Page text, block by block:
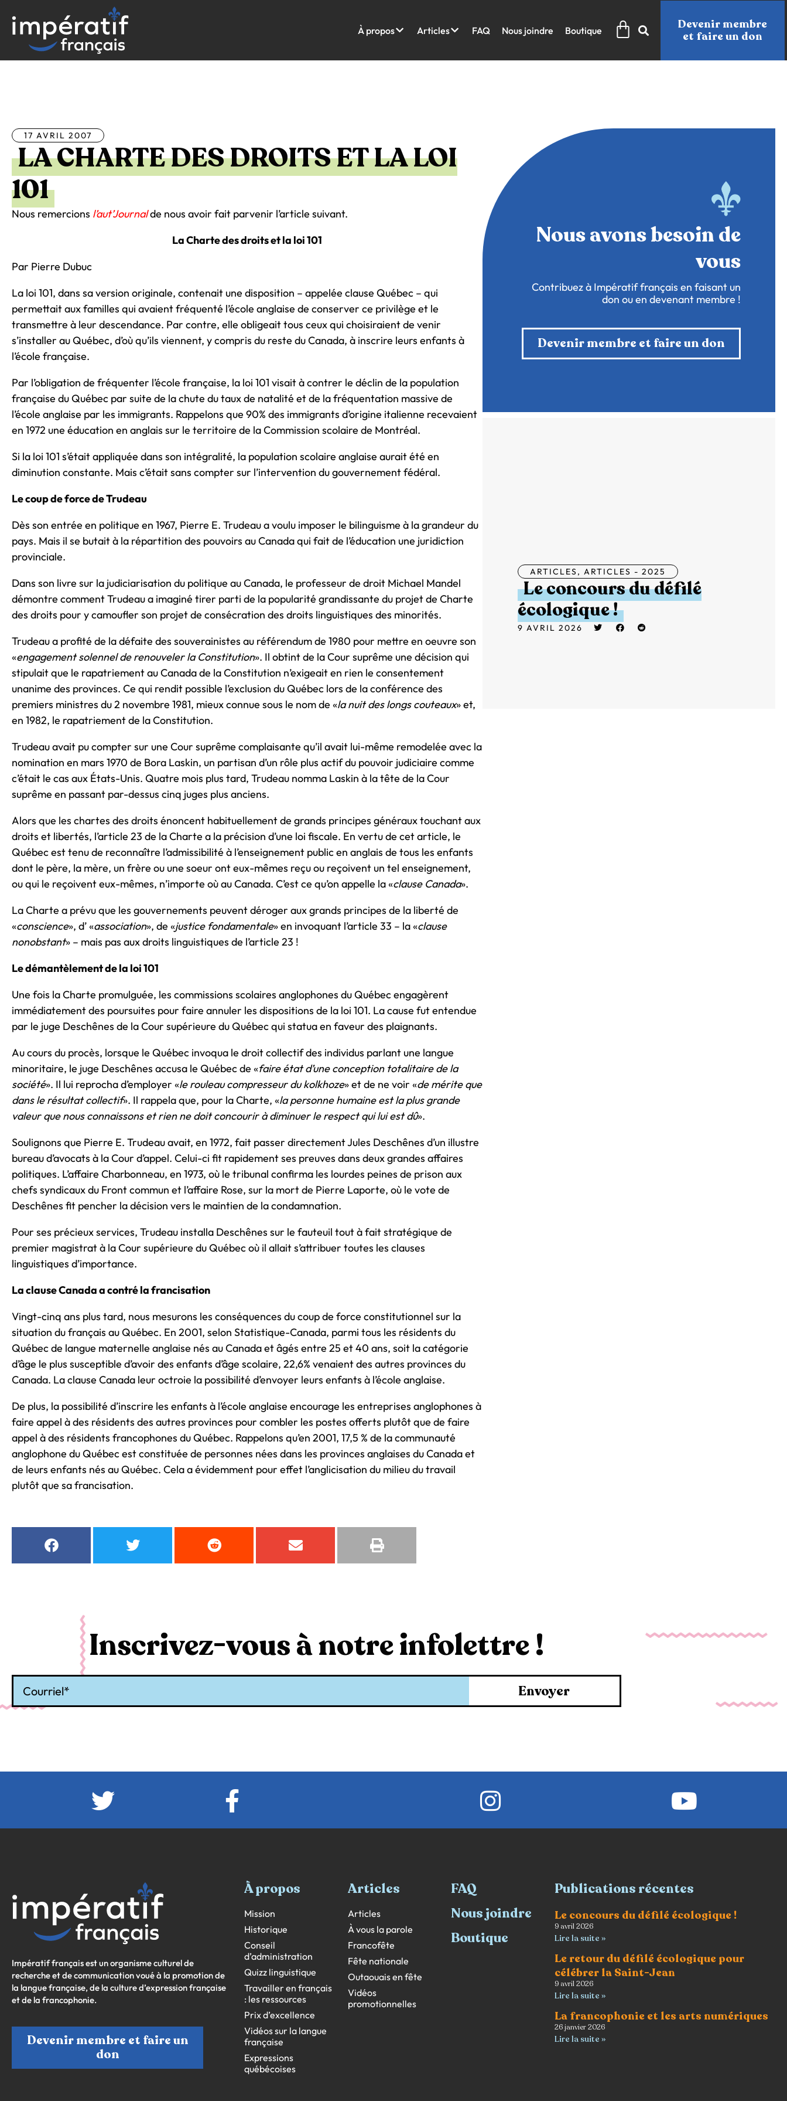
contenu
À propos Articles FAQ Nous joindre Boutique Panier
Devenir membre
et faire un don
17 AVRIL 2007
LA CHARTE DES DROITS ET LA LOI
101
Nous remercions l’aut’Journalde nous avoir fait parvenir l’article suivant.
La Charte des droits et la loi 101
Par Pierre Dubuc
La loi 101, dans sa version originale, contenait une disposition – appelée clause Québec – qui
permettait aux familles qui avaient fréquenté l’école anglaise de conserver ce privilège et le
transmettre à leur descendance. Par contre, elle obligeait tous ceux qui choisiraient de venir
s’installer au Québec, d’où qu’ils viennent, y compris du reste du Canada, à inscrire leurs enfants à
l’école française.
Par l’obligation de fréquenter l’école française, la loi 101 visait à contrer le déclin de la population
française du Québec par suite de la chute du taux de natalité et de la fréquentation massive de
l’école anglaise par les immigrants. Rappelons que 90% des immigrants d’origine italienne recevaient
en 1972 une éducation en anglais sur le territoire de la Commission scolaire de Montréal.
Si la loi 101 s’était appliquée dans son intégralité, la population scolaire anglaise aurait été en
diminution constante. Mais c’était sans compter sur l’intervention du gouvernement fédéral.
Le coup de force de Trudeau
Dès son entrée en politique en 1967, Pierre E. Trudeau a voulu imposer le bilinguisme à la grandeur du
pays. Mais il se butait à la répartition des pouvoirs au Canada qui fait de l’éducation une juridiction
provinciale.
Dans son livre sur la judiciarisation du politique au Canada, le professeur de droit Michael Mandel
démontre comment Trudeau a imaginé tirer parti de la popularité grandissante du projet de Charte
des droits pour y camoufler son projet de consécration des droits linguistiques des minorités.
Trudeau a profité de la défaite des souverainistes au référendum de 1980 pour mettre en oeuvre son
«engagement solennel de renouveler la Constitution». Il obtint de la Cour suprême une décision qui
stipulait que le rapatriement au Canada de la Constitution n’exigeait en rien le consentement
unanime des provinces. Ce qui rendit possible l’exclusion du Québec lors de la conférence des
premiers ministres du 2 novembre 1981, mieux connue sous le nom de «la nuit des longs couteaux» et,
en 1982, le rapatriement de la Constitution.
Trudeau avait pu compter sur une Cour suprême complaisante qu’il avait lui-même remodelée avec la
nomination en mars 1970 de Bora Laskin, un partisan d’un rôle plus actif du pouvoir judiciaire comme
c’était le cas aux États-Unis. Quatre mois plus tard, Trudeau nomma Laskin à la tête de la Cour
suprême en passant par-dessus cinq juges plus anciens.
Alors que les chartes des droits énoncent habituellement de grands principes généraux touchant aux
droits et libertés, l’article 23 de la Charte a la précision d’une loi fiscale. En vertu de cet article, le
Québec est tenu de reconnaître l’admissibilité à l’enseignement public en anglais de tous les enfants
dont le père, la mère, un frère ou une soeur ont eux-mêmes reçu ou reçoivent un tel enseignement,
ou qui le reçoivent eux-mêmes, n’importe où au Canada. C’est ce qu’on appelle la «clause Canada».
La Charte a prévu que les gouvernements peuvent déroger aux grands principes de la liberté de
«conscience», d’ «association», de «justice fondamentale» en invoquant l’article 33 – la «clause
nonobstant» – mais pas aux droits linguistiques de l’article 23 !
Le démantèlement de la loi 101
Une fois la Charte promulguée, les commissions scolaires anglophones du Québec engagèrent
immédiatement des poursuites pour faire annuler les dispositions de la loi 101. La cause fut entendue
par le juge Deschênes de la Cour supérieure du Québec qui statua en faveur des plaignants.
Au cours du procès, lorsque le Québec invoqua le droit collectif des individus parlant une langue
minoritaire, le juge Deschênes accusa le Québec de «faire état d’une conception totalitaire de la
société». Il lui reprocha d’employer «le rouleau compresseur du kolkhoze» et de ne voir «de mérite que
dans le résultat collectif». Il rappela que, pour la Charte, «la personne humaine est la plus grande
valeur que nous connaissons et rien ne doit concourir à diminuer le respect qui lui est dû».
Soulignons que Pierre E. Trudeau avait, en 1972, fait passer directement Jules Deschênes d’un illustre
bureau d’avocats à la Cour d’appel. Celui-ci fit rapidement ses preuves dans deux grandes affaires
politiques. L’affaire Charbonneau, en 1973, où le tribunal confirma les lourdes peines de prison aux
chefs syndicaux du Front commun et l’affaire Rose, sur la mort de Pierre Laporte, où le vote de
Deschênes fit pencher la décision vers le maintien de la condamnation.
Pour ses précieux services, Trudeau installa Deschênes sur le fauteuil tout à fait stratégique de
premier magistrat à la Cour supérieure du Québec où il allait s’attribuer toutes les clauses
linguistiques d’importance.
La clause Canada a contré la francisation
Vingt-cinq ans plus tard, nous mesurons les conséquences du coup de force constitutionnel sur la
situation du français au Québec. En 2001, selon Statistique-Canada, parmi tous les résidents du
Québec de langue maternelle anglaise nés au Canada et âgés entre 25 et 40 ans, soit la catégorie
d’âge le plus susceptible d’avoir des enfants d’âge scolaire, 22,6% venaient des autres provinces du
Canada. La clause Canada leur octroie la possibilité d’envoyer leurs enfants à l’école anglaise.
De plus, la possibilité d’inscrire les enfants à l’école anglaise encourage les entreprises anglophones à
faire appel à des résidents des autres provinces pour combler les postes offerts plutôt que de faire
appel à des résidents francophones du Québec. Rappelons qu’en 2001, 17,5 % de la communauté
anglophone du Québec est constituée de personnes nées dans les provinces anglaises du Canada et
de leurs enfants nés au Québec. Cela a évidemment pour effet l’anglicisation du milieu du travail
plutôt que sa francisation.
Nous avons besoin de
vous
Contribuez à Impératif français en faisant un
don ou en devenant membre !
Devenir membre et faire un don
ARTICLES, ARTICLES - 2025
Le concours du défilé
écologique !
9 AVRIL 2026
Inscrivez-vous à notre infolettre !
Envoyer
Impératif français est un organisme culturel de
recherche et de communication voué à la promotion de
la langue française, de la culture d’expression française
et de la francophonie.
Devenir membre et faire un
don
À propos
Mission
Historique
Conseil
d’administration
Quizz linguistique
Travailler en français
: les ressources
Prix d’excellence
Vidéos sur la langue
française
Expressions
québécoises
Articles
Articles
À vous la parole
Francofête
Fête nationale
Outaouais en fête
Vidéos
promotionnelles
FAQ
Nous joindre
Boutique
Publications récentes
Le concours du défilé écologique !
9 avril 2026
Lire la suite »
Le retour du défilé écologique pour
célébrer la Saint-Jean
9 avril 2026
Lire la suite »
La francophonie et les arts numériques
26 janvier 2026
Lire la suite »